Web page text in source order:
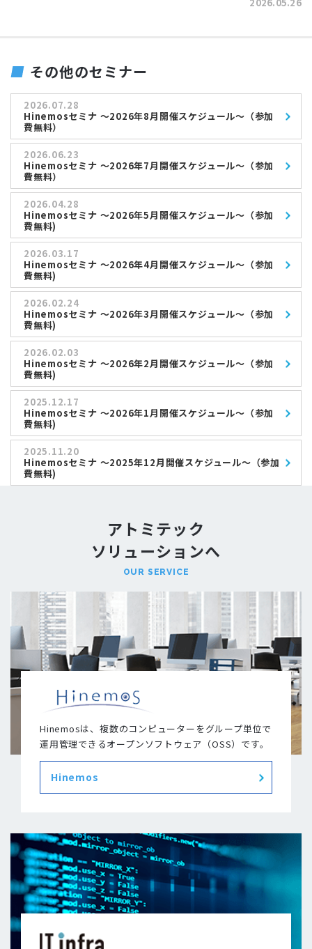
その他のセミナー
2026.07.28
Hinemosセミナ ～2026年8月開催スケジュール～（参加
費無料）
2026.06.23
Hinemosセミナ ～2026年7月開催スケジュール～（参加
費無料）
2026.04.28
Hinemosセミナ ～2026年5月開催スケジュール～（参加
費無料)
2026.03.17
Hinemosセミナ ～2026年4月開催スケジュール～（参加
費無料)
2026.02.24
Hinemosセミナ ～2026年3月開催スケジュール～（参加
費無料)
2026.02.03
Hinemosセミナ ～2026年2月開催スケジュール～（参加
費無料)
2025.12.17
Hinemosセミナ ～2026年1月開催スケジュール～（参加
費無料)
2025.11.20
Hinemosセミナ ～2025年12月開催スケジュール～（参加
費無料)
アトミテック
ソリューションへ
OUR SERVICE
Hinemosは、複数のコンピューターをグループ単位で
運用管理できるオープンソフトウェア（OSS）です。
Hinemos